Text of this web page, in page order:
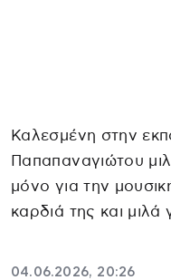
04.06.2026, 20:26
Καλεσμένη στην
Παπαπαναγιώτου
μόνο για την
καρδιά της και μιλά